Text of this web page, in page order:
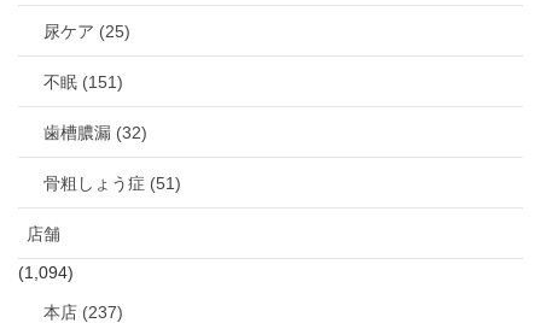
尿ケア (25)
不眠 (151)
歯槽膿漏 (32)
骨粗しょう症 (51)
店舗
(1,094)
本店 (237)